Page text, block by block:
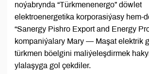
noýabrynda “Türkmenenergo” döwlet
elektroenergetika korporasiýasy hem-
“Sanergy Pishro Export and Energy
kompaniýalary Mary — Maşat elektrik
türkmen böelgini maliýeleşdirmek
ylalaşyga gol çekdiler.